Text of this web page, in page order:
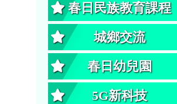
春日民族教育課程
城鄉交流
春日幼兒園
5G新科技